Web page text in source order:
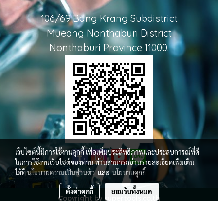
106/69 Bang Krang Subdistrict
Mueang Nonthaburi District
Nonthaburi Province 11000.
Copyright by supertools.co.th
เว็บไซต์นี้มีการใช้งานคุกกี้ เพื่อเพิ่มประสิทธิภาพและประสบการณ์ที่ดี
ในการใช้งานเว็บไซต์ของท่าน ท่านสามารถอ่านรายละเอียดเพิ่มเติม
ได้ที่นโยบายความเป็นส่วนตัวและนโยบายคุกกี้
ตั้งค่าคุกกี้ ยอมรับทั้งหมด